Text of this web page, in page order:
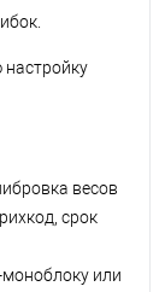
настройку
весов
срок
моноблоку или